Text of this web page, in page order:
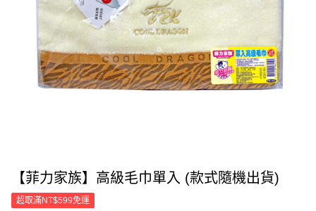
【菲力家族】高級毛巾單入 (款式隨機出貨)
超取滿NT$599免運